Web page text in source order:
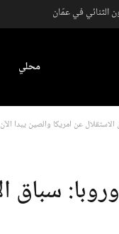
الثنائي في عمّان
محلي
عن أمريكا والصين يبدأ الآن
سباق